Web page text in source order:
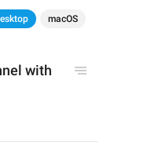
macOS
with